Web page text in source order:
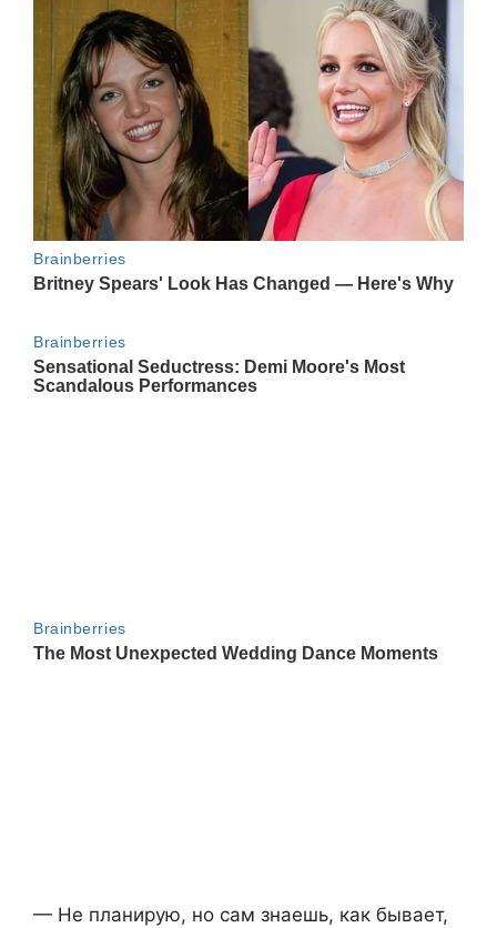
— Не планирую, но сам знаешь, как бывает,